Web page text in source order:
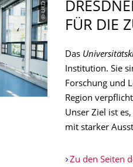
© UKD
FÜR DIE
Das
Institution. Sie
Forschung und
Region
Unser Ziel ist
mit starker
Zu den Seiten